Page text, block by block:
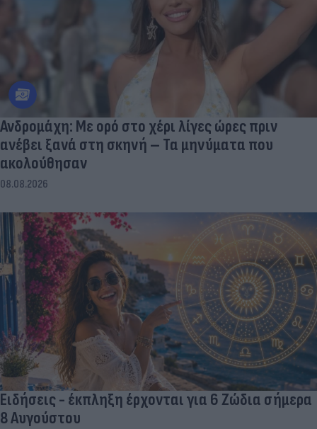
Ανδρομάχη: Με ορό στο χέρι λίγες ώρες πριν
ανέβει ξανά στη σκηνή – Τα μηνύματα που
ακολούθησαν
08.08.2026
Ειδήσεις - έκπληξη έρχονται για 6 Ζώδια σήμερα
8 Αυγούστου